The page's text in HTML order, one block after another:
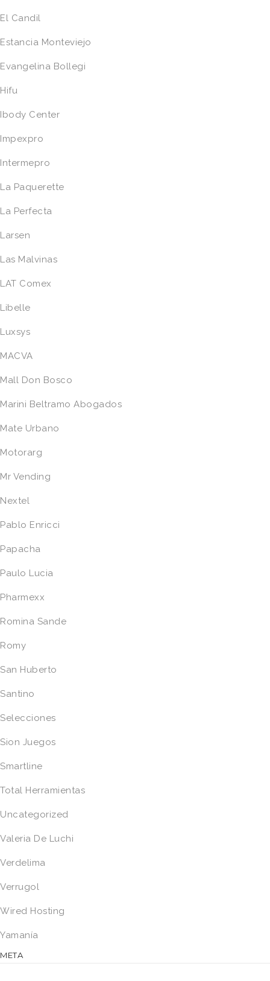
El Candil
Estancia Monteviejo
Evangelina Bollegi
Hifu
Ibody Center
Impexpro
Intermepro
La Paquerette
La Perfecta
Larsen
Las Malvinas
LAT Comex
Libelle
Luxsys
MACVA
Mall Don Bosco
Marini Beltramo Abogados
Mate Urbano
Motorarg
Mr Vending
Nextel
Pablo Enricci
Papacha
Paulo Lucia
Pharmexx
Romina Sande
Romy
San Huberto
Santino
Selecciones
Sion Juegos
Smartline
Total Herramientas
Uncategorized
Valeria De Luchi
Verdelima
Verrugol
Wired Hosting
Yamanía
META